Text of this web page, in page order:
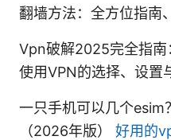
翻墙方法：全方位指南
Vpn破解2025完全指
使用VPN的选择、设置
一只手机可以几个esim
（2026年版） 好用的